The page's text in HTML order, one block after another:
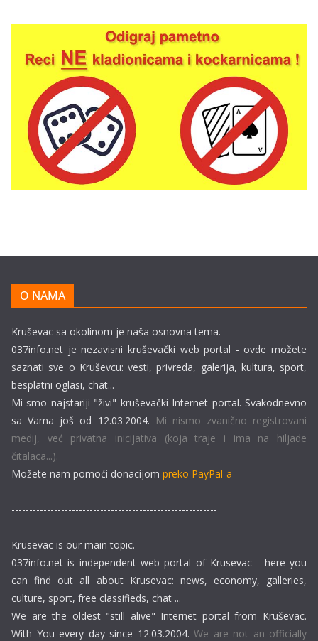
O NAMA
Kruševac sa okolinom je naša osnovna tema.
037info.net je nezavisni kruševački web portal - ovde možete
saznati sve o Kruševcu: vesti, privreda, galerija, kultura, sport,
besplatni oglasi, chat...
Mi smo najstariji "živi" kruševački Internet portal. Svakodnevno
sa Vama još od 12.03.2004. Mi nismo zvanično registrovani
medij, već privatna inicijativa (koja traje i ima na hiljade
čitalaca...).
Možete nam pomoći donacijom preko PayPal-a
----------------------------------------------------------
Krusevac is our main topic.
037info.net is independent web portal of Krusevac - here you
can find out all about Krusevac: news, economy, galleries,
culture, sport, free classifieds, chat ...
We are the oldest "still alive" Internet portal from Kruševac.
With You every day since 12.03.2004. We are not an officially